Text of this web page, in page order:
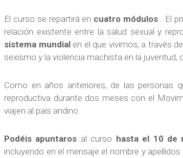
El curso se repartirá en cuatro módulos . El
relación existente entre la salud sexual y
sistema mundialen el que vivimos, a través
sexismo y la violencia machista en la
Como en años anteriores, de las personas
reproductiva durante dos meses con el
viajen al país andino.
Podéis apuntaros al curso hasta el 10 de
incluyendo en el mensaje el nombre y